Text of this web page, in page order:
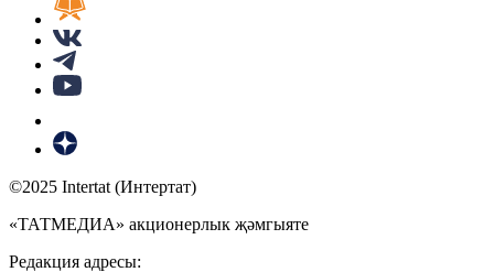
©2025 Intertat (Интертат)
«ТАТМЕДИА» акционерлык җәмгыяте
Редакция адресы: